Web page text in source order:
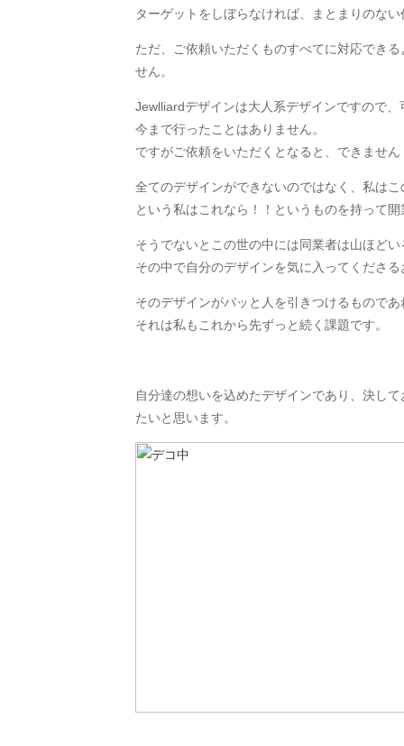
ターゲットをしぼらなければ、まとまりのな
ただ、ご依頼いただくものすべてに対応でき
せん。
Jewlliardデザインは大人系デザインですので
今まで行ったことはありません。
ですがご依頼をいただくとなると、できませ
全てのデザインができないのではなく、私は
という私はこれなら！！というものを持って
そうでないとこの世の中には同業者は山ほど
その中で自分のデザインを気に入ってくださ
そのデザインがパッと人を引きつけるもので
それは私もこれから先ずっと続く課題です。
自分達の想いを込めたデザインであり、決し
たいと思います。